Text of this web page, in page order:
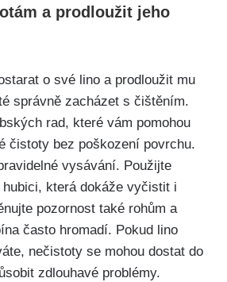
a ⁤prodloužit jeho
o své lino a prodloužit mu
správně zacházet s čištěním.
rad, které vám‍ pomohou
čistoty bez poškození povrchu.
vysávání. Použijte
která dokáže vyčistit i⁣
pozornost‍ také rohům a
často hromadí. Pokud lino
nečistoty se​ mohou dostat do
zdlouhavé problémy.